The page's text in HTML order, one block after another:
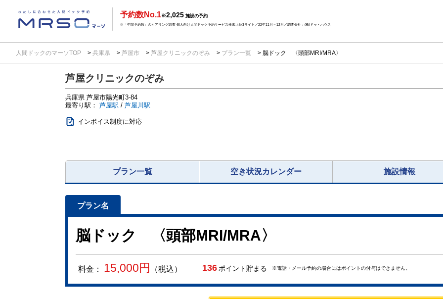
予約数No.1※2,025 施設の予約
※「年間予約数」のヒアリング調査 個人向け人間ドック予約サービス検索上位3サイト／22年11月～12月／調査会社：(株)ドゥ・ハウス
人間ドックのマーソTOP 兵庫県 芦屋市 芦屋クリニックのぞみ プラン一覧 脳ドック 〈頭部MRI/MRA〉
芦屋クリニックのぞみ
兵庫県 芦屋市陽光町3-84
最寄り駅： 芦屋駅 / 芦屋川駅
インボイス制度に対応
プラン一覧 空き状況カレンダー 施設情報
脳ドック 〈頭部MRI/MRA〉
料金： 15,000円 （税込） 136 ポイント貯まる ※電話・メール予約の場合にはポイントの付与はできません。